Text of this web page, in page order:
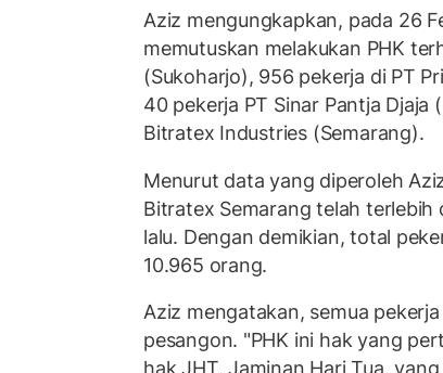
Aziz mengungkapkan, pada 26
memutuskan melakukan PHK
(Sukoharjo), 956 pekerja di PT
40 pekerja PT Sinar Pantja Djaja
Bitratex Industries (Semarang).
Menurut data yang diperoleh
Bitratex Semarang telah terlebih
lalu. Dengan demikian, total
10.965 orang.
Aziz mengatakan, semua
pesangon. "PHK ini hak yang
hak JHT, Jaminan Hari Tua,